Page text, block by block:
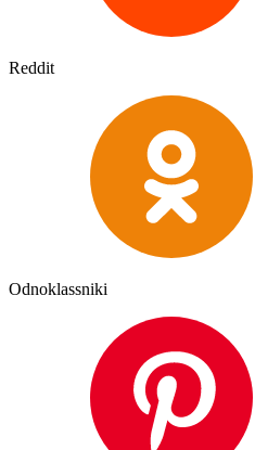
Reddit
Odnoklassniki